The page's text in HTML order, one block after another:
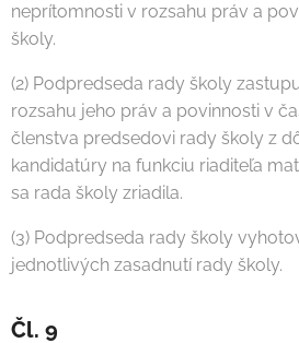
neprítomnosti v rozsahu práv a
školy.
(2) Podpredseda rady školy
rozsahu jeho práv a povinnosti v
členstva predsedovi rady školy z
kandidatúry na funkciu riaditeľa
sa rada školy zriadila.
(3) Podpredseda rady školy
jednotlivých zasadnutí rady školy.
Čl. 9